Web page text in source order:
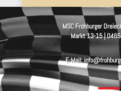
MSC Frohburger
Markt 13-15 |
E-Mail: